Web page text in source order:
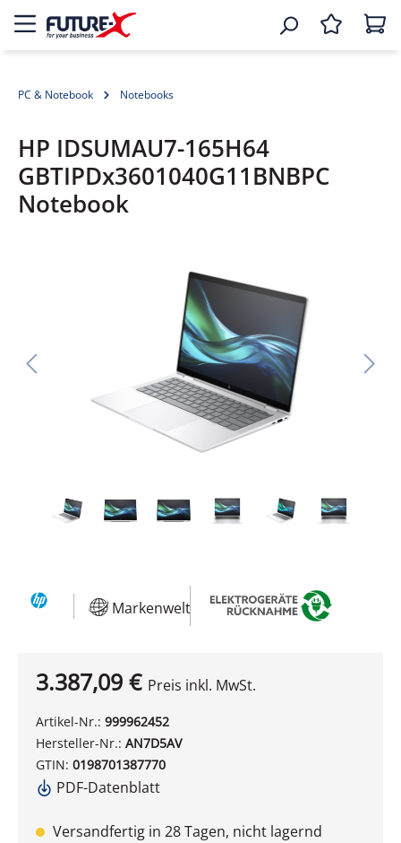
PC & Notebook Notebooks
HP IDSUMAU7-165H64
GBTIPDx3601040G11BNBPC
Notebook
Bildergalerie überspringen
Markenwelt
3.387,09 € Preis inkl. MwSt.
Artikel-Nr.: 999962452
Hersteller-Nr.: AN7D5AV
GTIN: 0198701387770
PDF-Datenblatt
Versandfertig in 28 Tagen, nicht lagernd